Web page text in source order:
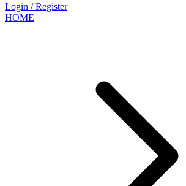
Login / Register
HOME